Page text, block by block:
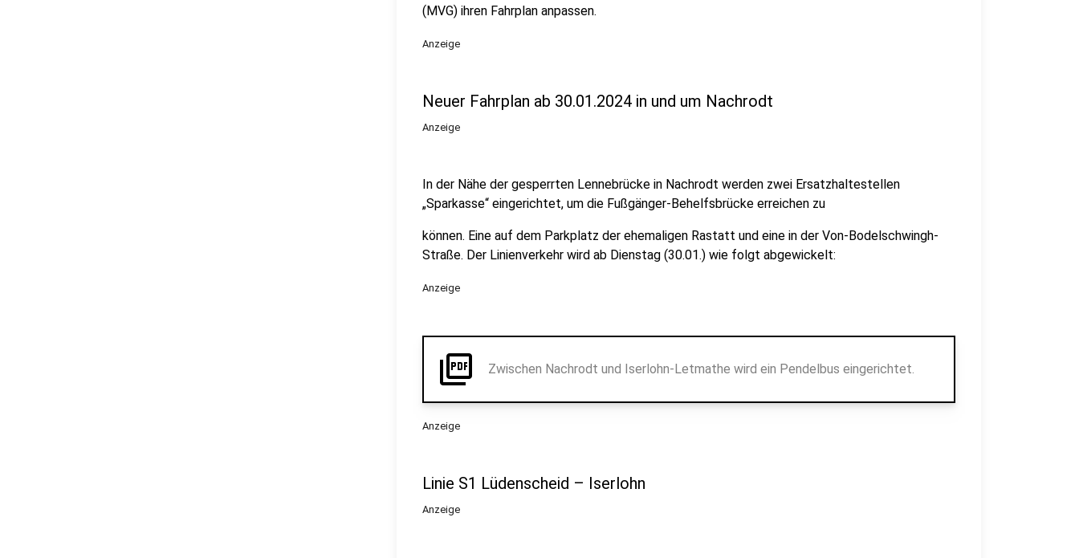
(MVG) ihren Fahrplan anpassen.
Anzeige
Neuer Fahrplan ab 30.01.2024 in und um Nachrodt
Anzeige
In der Nähe der gesperrten Lennebrücke in Nachrodt werden zwei Ersatzhaltestellen
„Sparkasse“ eingerichtet, um die Fußgänger-Behelfsbrücke erreichen zu
können. Eine auf dem Parkplatz der ehemaligen Rastatt und eine in der Von-Bodelschwingh-
Straße. Der Linienverkehr wird ab Dienstag (30.01.) wie folgt abgewickelt:
Anzeige
picture_as_pdf Zwischen Nachrodt und Iserlohn-Letmathe wird ein Pendelbus eingerichtet.
Anzeige
Linie S1 Lüdenscheid – Iserlohn
Anzeige